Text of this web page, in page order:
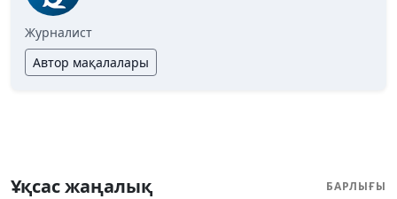
Журналист
Автор мақалалары
Ұқсас жаңалық БАРЛЫҒЫ